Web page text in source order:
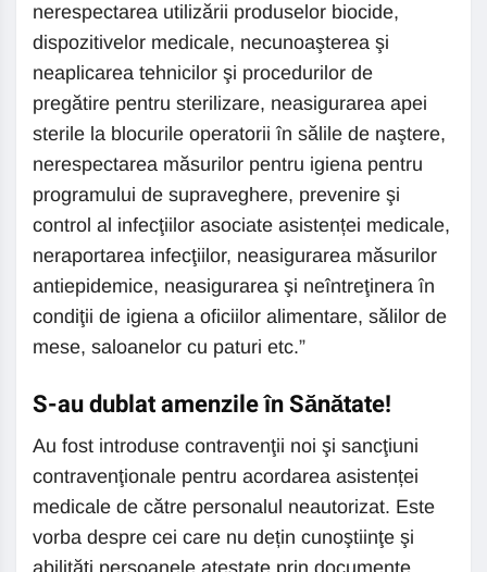
nerespectarea utilizării produselor biocide,
dispozitivelor medicale, necunoaşterea şi
neaplicarea tehnicilor şi procedurilor de
pregătire pentru sterilizare, neasigurarea apei
sterile la blocurile operatorii în sălile de naştere,
nerespectarea măsurilor pentru igiena pentru
programului de supraveghere, prevenire şi
control al infecţiilor asociate asistenței medicale,
neraportarea infecţiilor, neasigurarea măsurilor
antiepidemice, neasigurarea şi neîntreţinera în
condiţii de igiena a oficiilor alimentare, sălilor de
mese, saloanelor cu paturi etc.”
S-au dublat amenzile în Sănătate!
Au fost introduse contravenţii noi şi sancţiuni
contravenţionale pentru acordarea asistenței
medicale de către personalul neautorizat. Este
vorba despre cei care nu dețin cunoştiinţe şi
abilităţi persoanele atestate prin documente